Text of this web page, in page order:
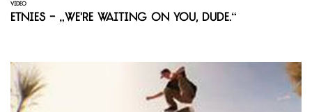
VIDEO
Etnies - „We're waiting on you, dude.“